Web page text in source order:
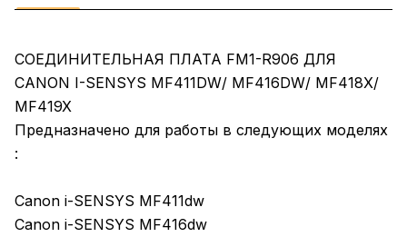
СОЕДИНИТЕЛЬНАЯ ПЛАТА FM1-R906 ДЛЯ
CANON I-SENSYS MF411DW/ MF416DW/ MF418X/
MF419X
Предназначено для работы в следующих моделях
:
Canon i-SENSYS MF411dw
Canon i-SENSYS MF416dw